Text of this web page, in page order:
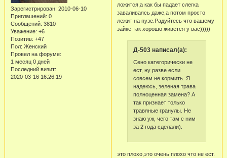
Зарегистрирован: 2010-06-10
Приглашений: 0
Сообщений: 3810
Уважение: +6
Позитив: +47
Пол: Женский
Провел на форуме:
1 месяц 0 дней
Последний визит:
2020-03-16 16:26:19
ложится,а как бы падает слегка
заваливаясь даже,а потом просто
лежит на пузе.Радуйтесь что вашему
зайке так хорошо живётся у вас)))))
Д-503 написал(а):
Сено категорически не
ест, ну разве если
совсем не кормить. Я
надеюсь, зеленая трава
полноценная замена? А
так признает только
травяные гранулы. Не
знаю уж, чего там с ним
за 2 года сделали).
это плохо,это очень плохо что не ест.